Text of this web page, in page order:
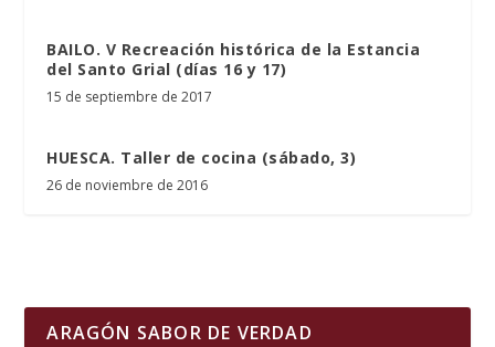
BAILO. V Recreación histórica de la Estancia
del Santo Grial (días 16 y 17)
15 de septiembre de 2017
HUESCA. Taller de cocina (sábado, 3)
26 de noviembre de 2016
ARAGÓN SABOR DE VERDAD